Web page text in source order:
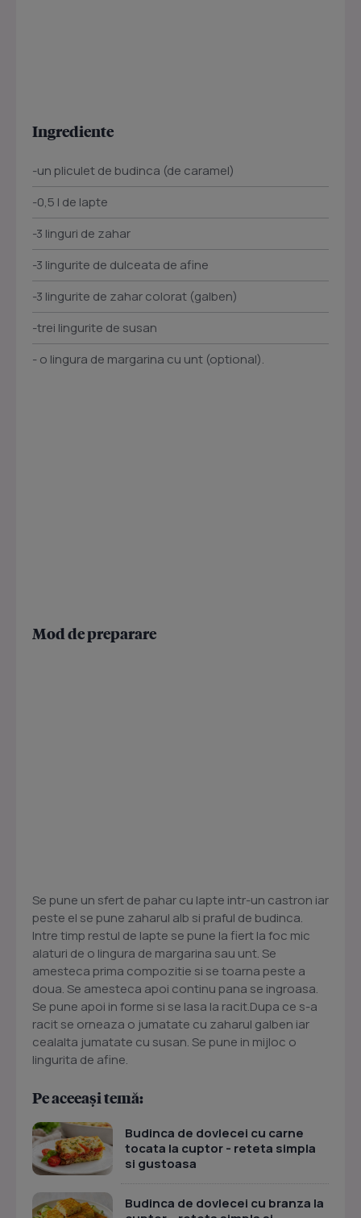
Ingrediente
-un pliculet de budinca (de caramel)
-0,5 l de lapte
-3 linguri de zahar
-3 lingurite de dulceata de afine
-3 lingurite de zahar colorat (galben)
-trei lingurite de susan
- o lingura de margarina cu unt (optional).
Mod de preparare
Se pune un sfert de pahar cu lapte intr-un castron iar
peste el se pune zaharul alb si praful de budinca.
Intre timp restul de lapte se pune la fiert la foc mic
alaturi de o lingura de margarina sau unt. Se
amesteca prima compozitie si se toarna peste a
doua. Se amesteca apoi continu pana se ingroasa.
Se pune apoi in forme si se lasa la racit.Dupa ce s-a
racit se orneaza o jumatate cu zaharul galben iar
cealalta jumatate cu susan. Se pune in mijloc o
lingurita de afine.
Pe aceeași temă:
Budinca de dovlecei cu carne
tocata la cuptor - reteta simpla
si gustoasa
Budinca de dovlecei cu branza la